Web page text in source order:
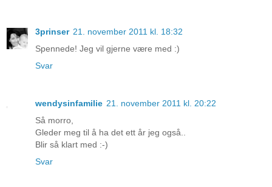
3prinser 21. november 2011 kl. 18:32
Spennede! Jeg vil gjerne være med :)
Svar
wendysinfamilie 21. november 2011 kl. 20:22
Så morro,
Gleder meg til å ha det ett år jeg også..
Blir så klart med :-)
Svar